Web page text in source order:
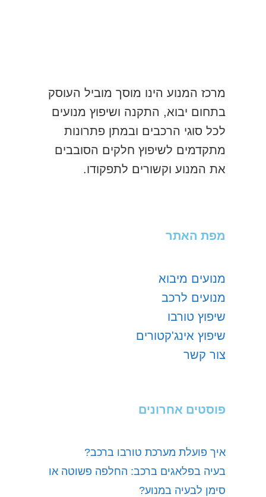
מרכז המנוע הינו מוסך מוביל העוסק
בתחום יבוא, התקנה ושיפוץ מנועים
לכל סוגי הרכבים ובמתן פתרונות
מתקדמים לשיפוץ חלקים הסובבים
את המנוע וקשורים לתפקודו.
מפת האתר
מנועים מיבוא
מנועים לרכב
שיפוץ טורבו
שיפוץ אינג'קטורים
צור קשר
פוסטים אחרונים
איך פועלת מערכת טורבו ברכב?
בעיה בפלאגים ברכב: החלפה פשוטה או
סימן לבעיה במנוע?